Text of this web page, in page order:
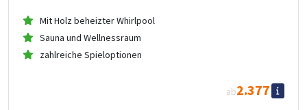
Mit Holz beheizter Whirlpool
Sauna und Wellnessraum
zahlreiche Spieloptionen
ab2.377